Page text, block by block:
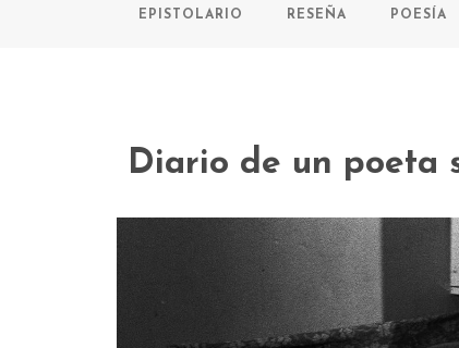
EPISTOLARIO RESEÑA POESÍA
Diario de un poeta